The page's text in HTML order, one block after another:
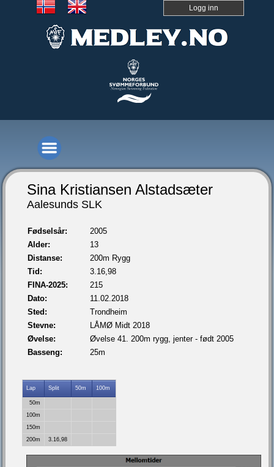
Logg inn
Sina Kristiansen Alstadsæter
Aalesunds SLK
Fødselsår:
2005
Alder:
13
Distanse:
200m Rygg
Tid:
3.16,98
FINA-2025:
215
Dato:
11.02.2018
Sted:
Trondheim
Stevne:
LÅMØ Midt 2018
Øvelse:
Øvelse 41. 200m rygg, jenter - født 2005
Basseng:
25m
Lap Split 50m 100m
50m
100m
150m
200m
3.16,98